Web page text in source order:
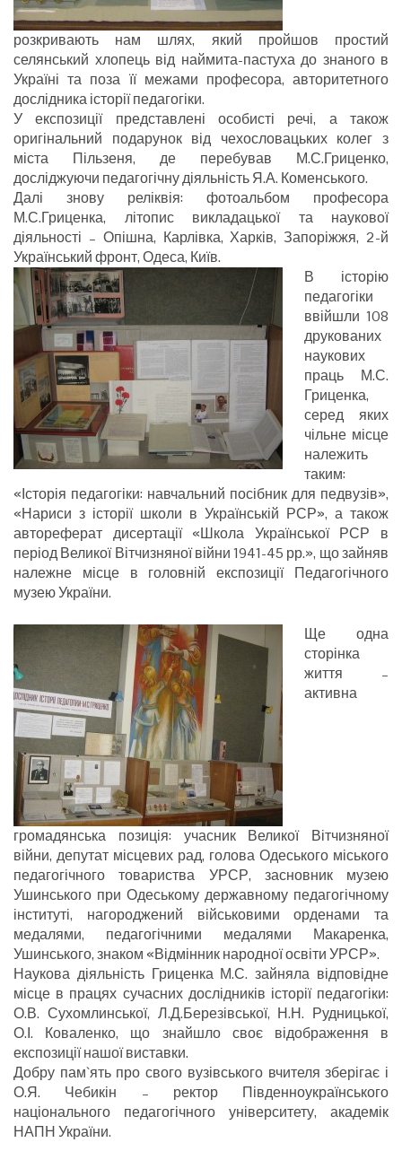
розкривають нам шлях, який пройшов простий
селянський хлопець від наймита-пастуха до знаного в
Україні та поза її межами професора, авторитетного
дослідника історії педагогіки.
У експозиції представлені особисті речі, а також
оригінальний подарунок від чехословацьких колег з
міста Пільзеня, де перебував М.С.Гриценко,
досліджуючи педагогічну діяльність Я.А. Коменського.
Далі знову реліквія: фотоальбом професора
М.С.Гриценка, літопис викладацької та наукової
діяльності – Опішна, Карлівка, Харків, Запоріжжя, 2-й
Український фронт, Одеса, Київ.
В історію
педагогіки
ввійшли 108
друкованих
наукових
праць М.С.
Гриценка,
серед яких
чільне місце
належить
таким:
«Історія педагогіки: навчальний посібник для педвузів»,
«Нариси з історії школи в Українській РСР», а також
автореферат дисертації «Школа Української РСР в
період Великої Вітчизняної війни 1941-45 рр.», що зайняв
належне місце в головній експозиції Педагогічного
музею України.
Ще одна
сторінка
життя –
активна
громадянська позиція: учасник Великої Вітчизняної
війни, депутат місцевих рад, голова Одеського міського
педагогічного товариства УРСР, засновник музею
Ушинського при Одеському державному педагогічному
інституті, нагороджений військовими орденами та
медалями, педагогічними медалями Макаренка,
Ушинського, знаком «Відмінник народної освіти УРСР».
Наукова діяльність Гриценка М.С. зайняла відповідне
місце в працях сучасних дослідників історії педагогіки:
О.В. Сухомлинської, Л.Д.Березівської, Н.Н. Рудницької,
О.І. Коваленко, що знайшло своє відображення в
експозиції нашої виставки.
Добру пам`ять про свого вузівського вчителя зберігає і
О.Я. Чебикін – ректор Південноукраїнського
національного педагогічного університету, академік
НАПН України.